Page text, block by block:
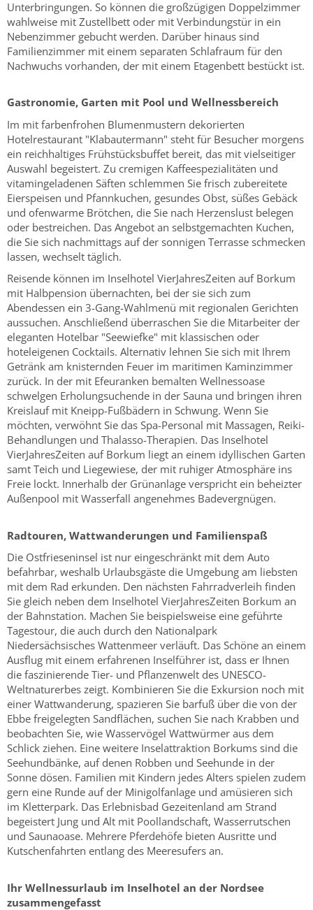
Unterbringungen. So können die großzügigen Doppelzimmer
wahlweise mit Zustellbett oder mit Verbindungstür in ein
Nebenzimmer gebucht werden. Darüber hinaus sind
Familienzimmer mit einem separaten Schlafraum für den
Nachwuchs vorhanden, der mit einem Etagenbett bestückt ist.
Gastronomie, Garten mit Pool und Wellnessbereich
Im mit farbenfrohen Blumenmustern dekorierten
Hotelrestaurant "Klabautermann" steht für Besucher morgens
ein reichhaltiges Frühstücksbuffet bereit, das mit vielseitiger
Auswahl begeistert. Zu cremigen Kaffeespezialitäten und
vitamingeladenen Säften schlemmen Sie frisch zubereitete
Eierspeisen und Pfannkuchen, gesundes Obst, süßes Gebäck
und ofenwarme Brötchen, die Sie nach Herzenslust belegen
oder bestreichen. Das Angebot an selbstgemachten Kuchen,
die Sie sich nachmittags auf der sonnigen Terrasse schmecken
lassen, wechselt täglich.
Reisende können im Inselhotel VierJahresZeiten auf Borkum
mit Halbpension übernachten, bei der sie sich zum
Abendessen ein 3-Gang-Wahlmenü mit regionalen Gerichten
aussuchen. Anschließend überraschen Sie die Mitarbeiter der
eleganten Hotelbar "Seewiefke" mit klassischen oder
hoteleigenen Cocktails. Alternativ lehnen Sie sich mit Ihrem
Getränk am knisternden Feuer im maritimen Kaminzimmer
zurück. In der mit Efeuranken bemalten Wellnessoase
schwelgen Erholungsuchende in der Sauna und bringen ihren
Kreislauf mit Kneipp-Fußbädern in Schwung. Wenn Sie
möchten, verwöhnt Sie das Spa-Personal mit Massagen, Reiki-
Behandlungen und Thalasso-Therapien. Das Inselhotel
VierJahresZeiten auf Borkum liegt an einem idyllischen Garten
samt Teich und Liegewiese, der mit ruhiger Atmosphäre ins
Freie lockt. Innerhalb der Grünanlage verspricht ein beheizter
Außenpool mit Wasserfall angenehmes Badevergnügen.
Radtouren, Wattwanderungen und Familienspaß
Die Ostfrieseninsel ist nur eingeschränkt mit dem Auto
befahrbar, weshalb Urlaubsgäste die Umgebung am liebsten
mit dem Rad erkunden. Den nächsten Fahrradverleih finden
Sie gleich neben dem Inselhotel VierJahresZeiten Borkum an
der Bahnstation. Machen Sie beispielsweise eine geführte
Tagestour, die auch durch den Nationalpark
Niedersächsisches Wattenmeer verläuft. Das Schöne an einem
Ausflug mit einem erfahrenen Inselführer ist, dass er Ihnen
die faszinierende Tier- und Pflanzenwelt des UNESCO-
Weltnaturerbes zeigt. Kombinieren Sie die Exkursion noch mit
einer Wattwanderung, spazieren Sie barfuß über die von der
Ebbe freigelegten Sandflächen, suchen Sie nach Krabben und
beobachten Sie, wie Wasservögel Wattwürmer aus dem
Schlick ziehen. Eine weitere Inselattraktion Borkums sind die
Seehundbänke, auf denen Robben und Seehunde in der
Sonne dösen. Familien mit Kindern jedes Alters spielen zudem
gern eine Runde auf der Minigolfanlage und amüsieren sich
im Kletterpark. Das Erlebnisbad Gezeitenland am Strand
begeistert Jung und Alt mit Poollandschaft, Wasserrutschen
und Saunaoase. Mehrere Pferdehöfe bieten Ausritte und
Kutschenfahrten entlang des Meeresufers an.
Ihr Wellnessurlaub im Inselhotel an der Nordsee
zusammengefasst